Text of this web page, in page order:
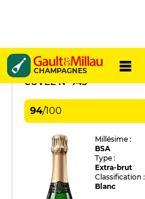
CHAMPAGNES
Jacquesson
CUVÉE N° 745
94/100
Millésime :
BSA
Type :
Extra-brut
Classification :
Blanc